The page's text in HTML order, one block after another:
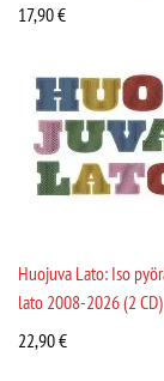
17,90€
Huojuva Lato: Iso
lato 2008-2026 (2 CD)
22,90€